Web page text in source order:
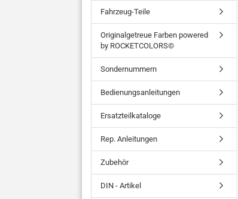
Fahrzeug-Teile
Originalgetreue Farben powered
by ROCKETCOLORS©
Sondernummern
Bedienungsanleitungen
Ersatzteilkataloge
Rep. Anleitungen
Zubehör
DIN - Artikel